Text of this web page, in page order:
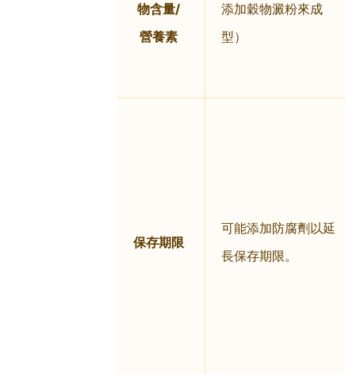
物含量/
營養素
添加穀物澱粉來成
型）
保存期限
可能添加防腐劑以延
長保存期限。